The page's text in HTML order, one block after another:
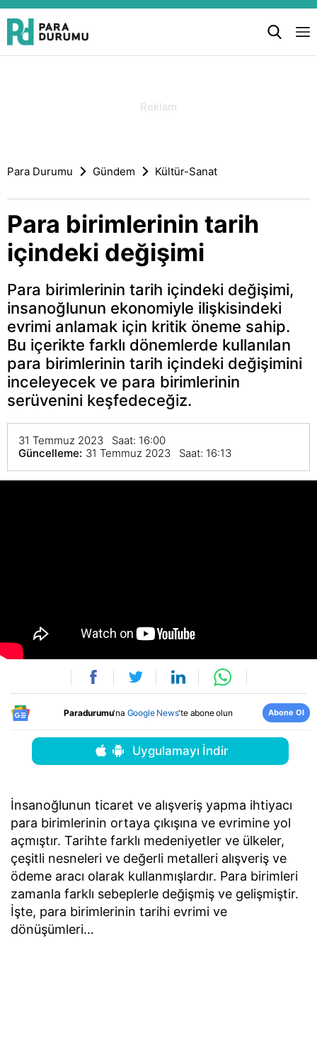
Para Durumu Gündem Kültür-Sanat
Para birimlerinin tarih
içindeki değişimi
Para birimlerinin tarih içindeki değişimi,
insanoğlunun ekonomiyle ilişkisindeki
evrimi anlamak için kritik öneme sahip.
Bu içerikte farklı dönemlerde kullanılan
para birimlerinin tarih içindeki değişimini
inceleyecek ve para birimlerinin
serüvenini keşfedeceğiz.
31 Temmuz 2023 Saat: 16:00
Güncelleme: 31 Temmuz 2023 Saat: 16:13
Paradurumu'na Google News'te abone olun Abone Ol
Uygulamayı İndir
İnsanoğlunun ticaret ve alışveriş yapma ihtiyacı
para birimlerinin ortaya çıkışına ve evrimine yol
açmıştır. Tarihte farklı medeniyetler ve ülkeler,
çeşitli nesneleri ve değerli metalleri alışveriş ve
ödeme aracı olarak kullanmışlardır. Para birimleri
zamanla farklı sebeplerle değişmiş ve gelişmiştir.
İşte, para birimlerinin tarihi evrimi ve
dönüşümleri…